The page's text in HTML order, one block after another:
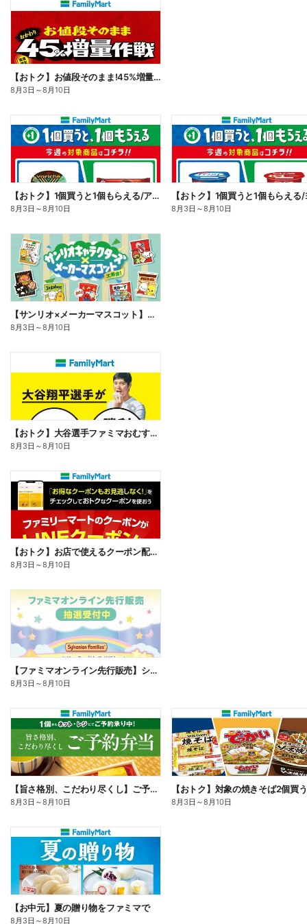
【おトク】お値段そのまま!45%増量作戦!
8月3日 ～8月10日
【おトク】1個買うと1個もらえる/アイス
8月3日 ～8月10日 8月3日 ～8月10日
【サンリオ×メーカーマスコット】オリジナルグッズ貰える!
8月3日 ～8月10日
【おトク】大谷選手ファミマおむすび割
8月3日 ～8月10日
【おトク】お店で使えるクーポン配信中
8月3日 ～8月10日
【ファミマオンライン先行販売】シルバニアファミリー
8月3日 ～8月10日
【旨さ格別、こだわり尽くし】ご予約弁当
8月3日 ～8月10日 8月3日 ～8月10日
【お中元】夏の贈り物をファミマで
8月3日 ～8月10日